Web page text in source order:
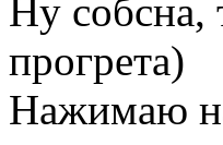
Ну собсна,
прогрета)
Нажимаю